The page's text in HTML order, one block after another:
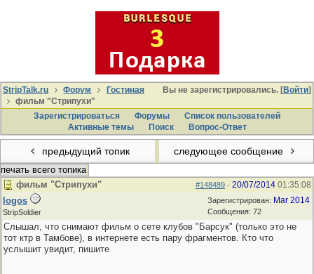
Вы не зарегистрировались. [Войти]
StripTalk.ru Форум
Гостиная
фильм "Стрипухи"
Зарегистрироваться
Форумы
Список пользователей
Активные темы
Поиcк Вопрос-Ответ
предыдущий топик следующее сообщение
печать всего топика
#148489 - 20/07/2014 01:35:08
фильм "Стрипухи"
Зарегистрирован: Mar 2014
Сообщения: 72
logos
StripSoldier
Слышал, что снимают фильм о сете клубов "Барсук" (только это не
тот ктр в Тамбове), в интернете есть пару фрагментов. Кто что
услышит увидит, пишите